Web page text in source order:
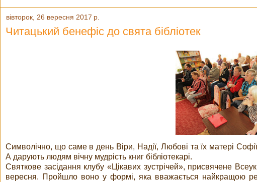
вівторок, 26 вересня 2017 р.
Читацький бенефіс до свята бібліотек
Символічно, що саме в день Віри, Надії, Любові та їх матері
А дарують людям вічну мудрість книг бібліотекарі.
Святкове засідання клубу «Цікавих зустрічей», присвячене
вересня. Пройшло воно у формі, яка вважається найкращою